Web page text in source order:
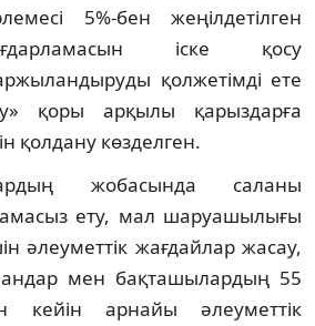
5%-бен жеңілдетілген
іске қосу
қолжетімді ете
қоры арқылы қарыздарға
қолдану көзделген.
жобасында саланы
ету, мал шаруашылығы
әлеуметтік жағдайлар жасау,
мен бақташылардың 55
кейін арнайы әлеуметтік